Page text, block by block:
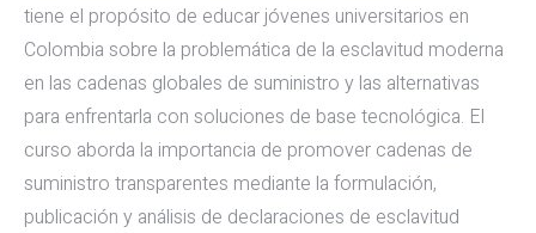
tiene el propósito de educar jóvenes universitarios en
Colombia sobre la problemática de la esclavitud moderna
en las cadenas globales de suministro y las alternativas
para enfrentarla con soluciones de base tecnológica. El
curso aborda la importancia de promover cadenas de
suministro transparentes mediante la formulación,
publicación y análisis de declaraciones de esclavitud